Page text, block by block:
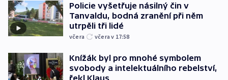
Policie vyšetřuje násilný čin v
Tanvaldu, bodná zranění při něm
utrpěli tři lidé
včera včera v 17:58
Knížák byl pro mnohé symbolem
svobody a intelektuálního rebelství,
řekl Klaus